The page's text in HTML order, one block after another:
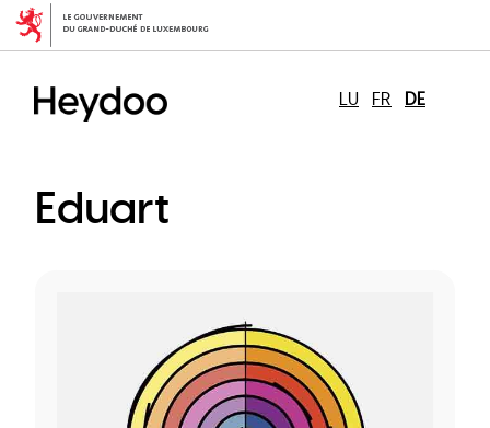
Direkt
zum
LU
FR DE
Eduart